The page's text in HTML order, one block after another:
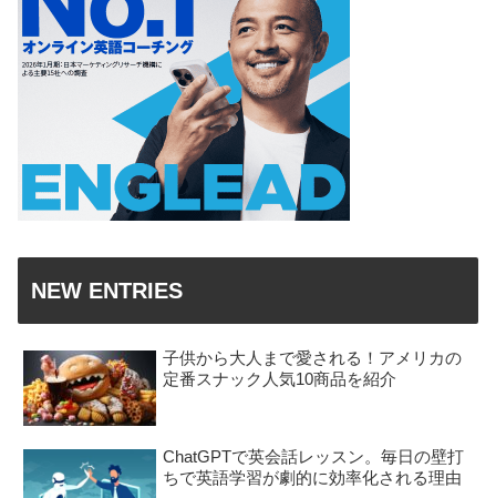
NEW ENTRIES
子供から大人まで愛される！アメリカの
定番スナック人気10商品を紹介
ChatGPTで英会話レッスン。毎日の壁打
ちで英語学習が劇的に効率化される理由